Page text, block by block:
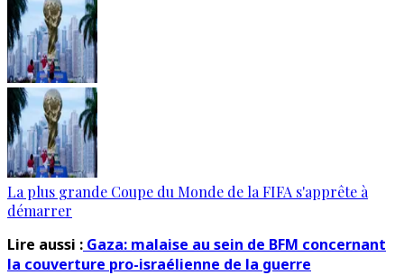
La plus grande Coupe du Monde de la FIFA s'apprête à
démarrer
Lire aussi : Gaza: malaise au sein de BFM concernant
la couverture pro-israélienne de la guerre